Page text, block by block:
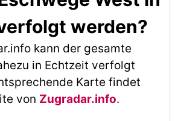
werden?
kann der gesamte
in Echtzeit verfolgt
Karte findet
von Zugradar.info.